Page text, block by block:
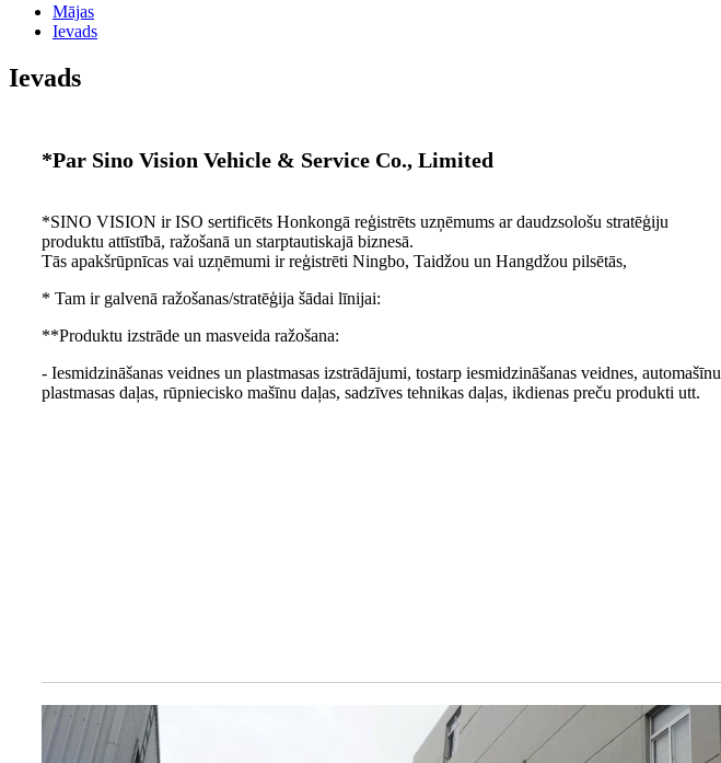
Mājas
Ievads
Ievads
*Par Sino Vision Vehicle & Service Co., Limited
*SINO VISION ir ISO sertificēts Honkongā reģistrēts uzņēmums ar daudzsološu stratēģiju
produktu attīstībā, ražošanā un starptautiskajā biznesā.
Tās apakšrūpnīcas vai uzņēmumi ir reģistrēti Ningbo, Taidžou un Hangdžou pilsētās,
* Tam ir galvenā ražošanas/stratēģija šādai līnijai:
**Produktu izstrāde un masveida ražošana:
- Iesmidzināšanas veidnes un plastmasas izstrādājumi, tostarp iesmidzināšanas veidnes, automašīnu
plastmasas daļas, rūpniecisko mašīnu daļas, sadzīves tehnikas daļas, ikdienas preču produkti utt.